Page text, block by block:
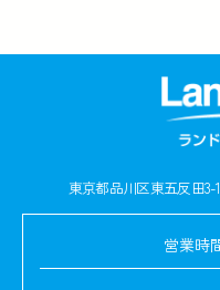
東京都品川区東五反田3-
営業時